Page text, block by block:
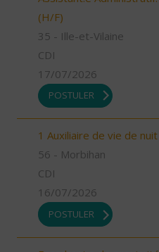
(H/F)
35 - Ille-et-Vilaine
CDI
17/07/2026
POSTULER
1 Auxiliaire de vie de
56 - Morbihan
CDI
16/07/2026
POSTULER